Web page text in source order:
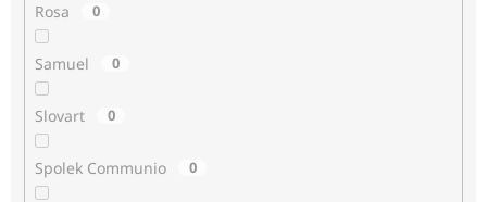
Rosa 0
Samuel 0
Slovart 0
Spolek Communio 0